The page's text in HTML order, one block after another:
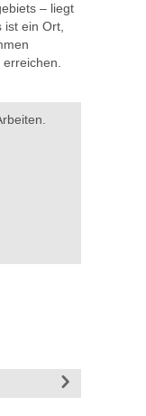
– liegt
ein Ort,